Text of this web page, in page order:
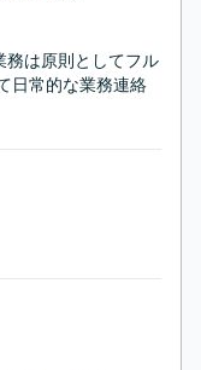
務は原則としてフル
日常的な業務連絡